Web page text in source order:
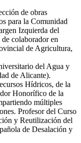
de obras
para la Comunidad
Izquierda del
colaborador en
de Agricultura,
del Agua y
de Alicante).
Hídricos, de la
Honorífico de la
múltiples
Profesor del Curso
y Reutilización del
de Desalación y